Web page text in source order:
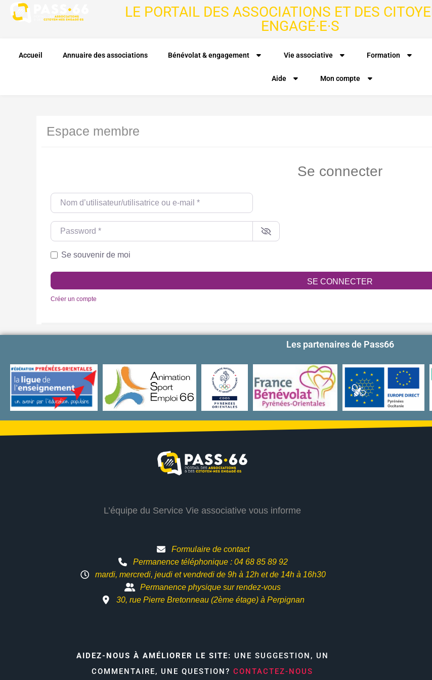
LE PORTAIL DES ASSOCIATIONS ET DES
ENGAGÉ·E·S
Accueil Annuaire des associations Bénévolat & engagement Vie associative Formation
Aide Mon compte
Espace membre
Se connecter
Nom d’utilisateur/utilisatrice ou e-mail
Password
Se souvenir de moi
SE CONNECTER
Créer un compte
Les partenaires de Pass66
L’équipe du Service Vie associative vous informe
Formulaire de contact
Permanence téléphonique : 04 68 85 89 92
mardi, mercredi, jeudi et vendredi de 9h à 12h etde 14h à 16h30
Permanence physique sur rendez-vous
30, rue Pierre Bretonneau (2ème étage) à Perpignan
AIDEZ-NOUS À AMÉLIORER LE SITE: UNE SUGGESTION, UN
COMMENTAIRE, UNE QUESTION? CONTACTEZ-NOUS